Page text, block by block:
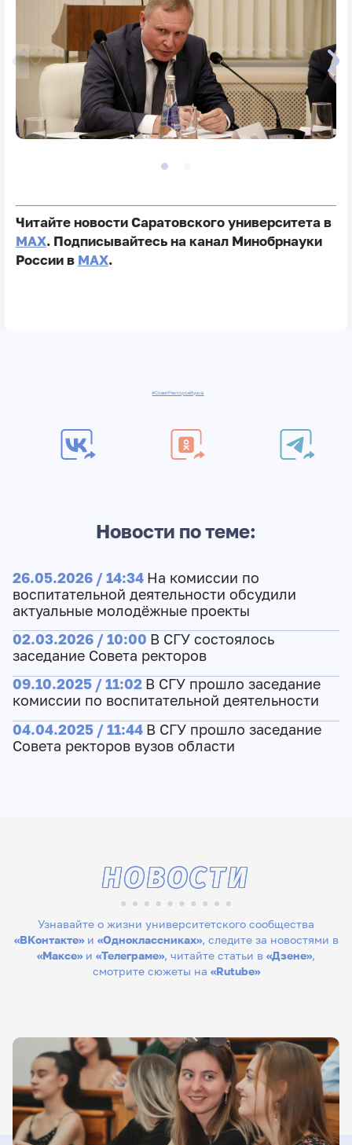
Читайте новости Саратовского университета в
MAX. Подписывайтесь на канал Минобрнауки
России в MAX.
#СоветРекторовВузов
Новости по теме:
26.05.2026 / 14:34 На комиссии по
воспитательной деятельности обсудили
актуальные молодёжные проекты
02.03.2026 / 10:00 В СГУ состоялось
заседание Совета ректоров
09.10.2025 / 11:02 В СГУ прошло заседание
комиссии по воспитательной деятельности
04.04.2025 / 11:44 В СГУ прошло заседание
Совета ректоров вузов области
Узнавайте о жизни университетского сообщества
«ВКонтакте»и «Одноклассниках», следите за новостями в
«Максе» и «Телеграме», читайте статьи в «Дзене»,
смотрите сюжеты на «Rutube»
НОВОСТИ